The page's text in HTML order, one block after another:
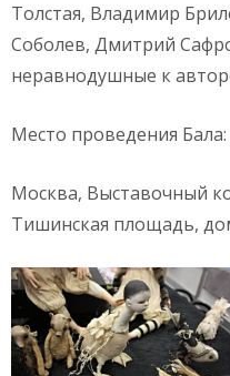
Толстая, Владимир
Соболев, Дмитрий
неравнодушные к
Место проведения Бала:
Москва, Выставочный
Тишинская площадь,